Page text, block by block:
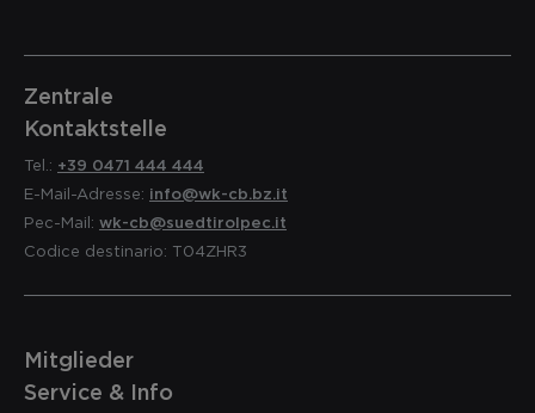
Zentrale
Kontaktstelle
Tel.: +39 0471 444 444
E-Mail-Adresse: info@wk-cb.bz.it
Pec-Mail: wk-cb@suedtirolpec.it
Codice destinario: T04ZHR3
Mitglieder
Service & Info